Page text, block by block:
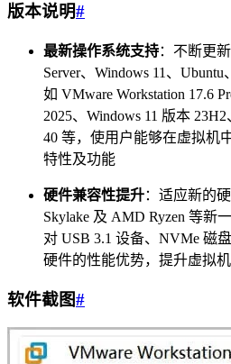
版本说明#
最新操作系统支持：不断更
Server、Windows 11、Ubuntu
如 VMware Workstation 17.6
2025、Windows 11 版本
40 等，使用户能够在虚拟机
特性及功能
硬件兼容性提升：适应新的
Skylake 及 AMD Ryzen 等新
对 USB 3.1 设备、NVMe 磁
硬件的性能优势，提升虚拟
软件截图#